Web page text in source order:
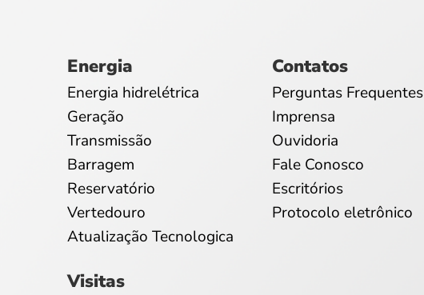
Energia
Energia hidrelétrica
Geração
Transmissão
Barragem
Reservatório
Vertedouro
Atualização Tecnologica
Visitas
Contatos
Perguntas Frequentes
Imprensa
Ouvidoria
Fale Conosco
Escritórios
Protocolo eletrônico